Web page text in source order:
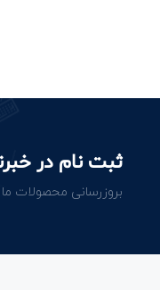
ثبت نام در
بروزرسانی محصولات ما